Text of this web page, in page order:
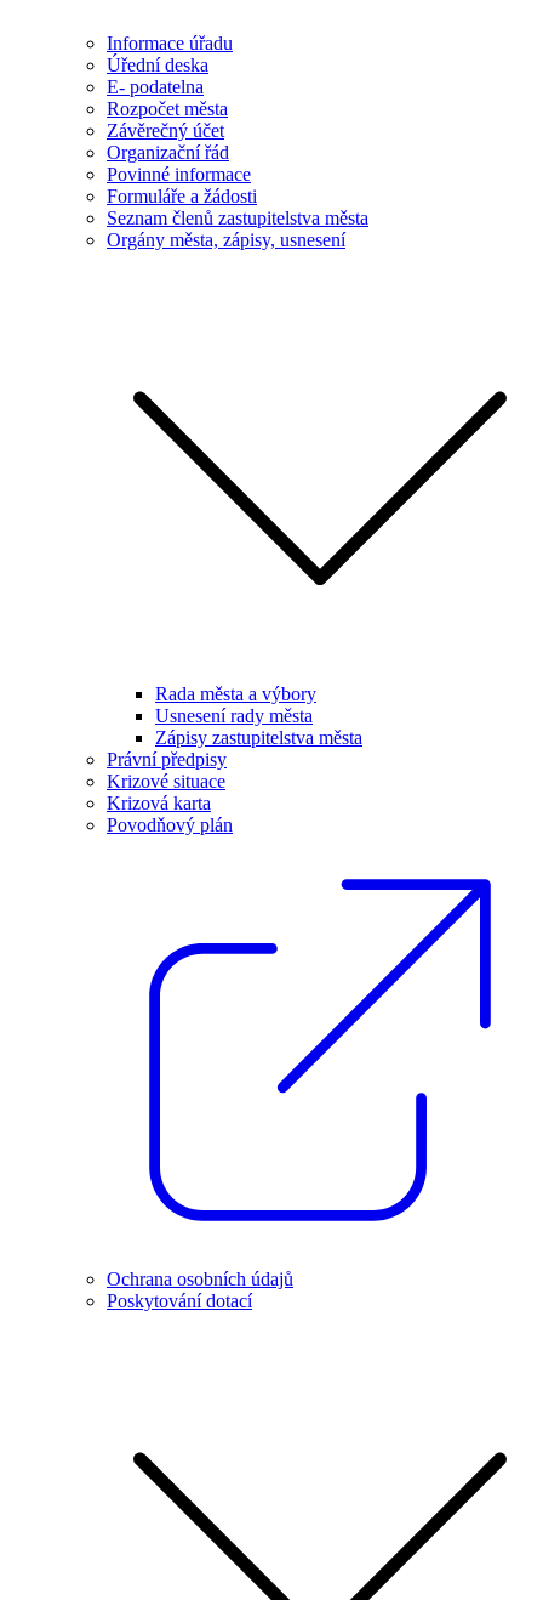
Informace úřadu
Úřední deska
E- podatelna
Rozpočet města
Závěrečný účet
Organizační řád
Povinné informace
Formuláře a žádosti
Seznam členů zastupitelstva města
Orgány města, zápisy, usnesení
Rada města a výbory
Usnesení rady města
Zápisy zastupitelstva města
Právní předpisy
Krizové situace
Krizová karta
Povodňový plán
Ochrana osobních údajů
Poskytování dotací